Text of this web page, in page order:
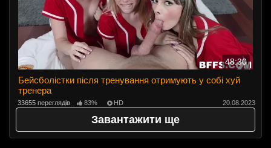
48:30
Бейсболістки після тренування отримують у собі хуй
тренера
33655 переглядів 83% HD 20.08.2023
Завантажити ще